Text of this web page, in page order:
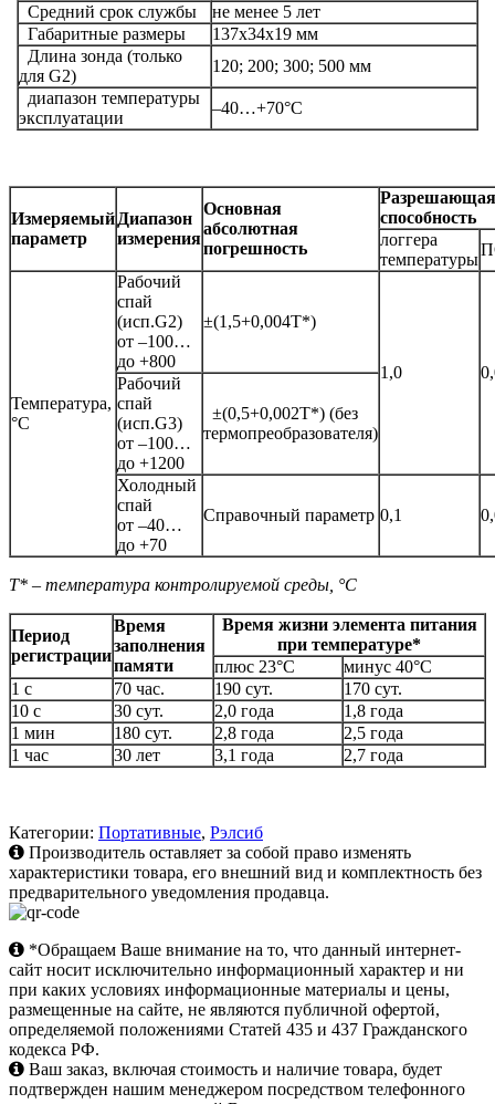
Средний срок службы
не менее 5 лет
Габаритные размеры
137х34х19 мм
Длина зонда (только
для G2)
120; 200; 300; 500 мм
диапазон температуры
эксплуатации
–40…+70°С
Измеряемый
параметр
Диапазон
измерения
Основная
абсолютная
погрешность
Разрешающая
способность
логгера
температуры
Температура,
°С
Рабочий
спай
(исп.G2)
от –100…
до +800
±(1,5+0,004Т*)
1,0
Рабочий
спай
(исп.G3)
от –100…
до +1200
±(0,5+0,002Т*) (без
термопреобразователя)
Холодный
спай
от –40…
до +70
Справочный параметр 0,1
Т* – температура контролируемой среды, °С
Период
регистрации
Время
заполнения
памяти
Время жизни элемента питания
при температуре*
плюс 23°С
минус 40°С
1 с
70 час. 190 сут.
170 сут.
10 с
30 сут. 2,0 года
1,8 года
1 мин
180 сут. 2,8 года
2,5 года
1 час
30 лет 3,1 года 2,7 года
Категории: Портативные, Рэлсиб
Производитель оставляет за собой право изменять
характеристики товара, его внешний вид и комплектность без
предварительного уведомления продавца.
*Обращаем Ваше внимание на то, что данный интернет-
сайт носит исключительно информационный характер и ни
при каких условиях информационные материалы и цены,
размещенные на сайте, не являются публичной офертой,
определяемой положениями Статей 435 и 437 Гражданского
кодекса РФ.
Ваш заказ, включая стоимость и наличие товара, будет
подтвержден нашим менеджером посредством телефонного